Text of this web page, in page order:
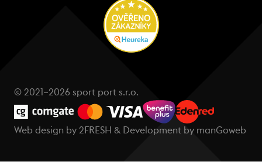
© 2021–2026 sport port s.r.o.
Web design by 2FRESH & Development by manGoweb